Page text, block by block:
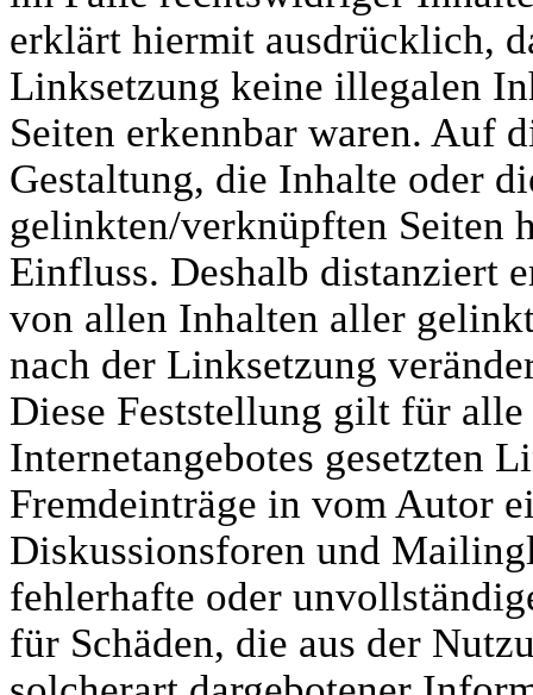
erklärt hiermit ausdrücklich,
Linksetzung keine illegalen
Seiten erkennbar waren. Auf
Gestaltung, die Inhalte oder
gelinkten/verknüpften Seiten
Einfluss. Deshalb distanziert
von allen Inhalten aller
nach der Linksetzung
Diese Feststellung gilt für
Internetangebotes gesetzten
Fremdeinträge in vom Autor
Diskussionsforen und
fehlerhafte oder
für Schäden, die aus der